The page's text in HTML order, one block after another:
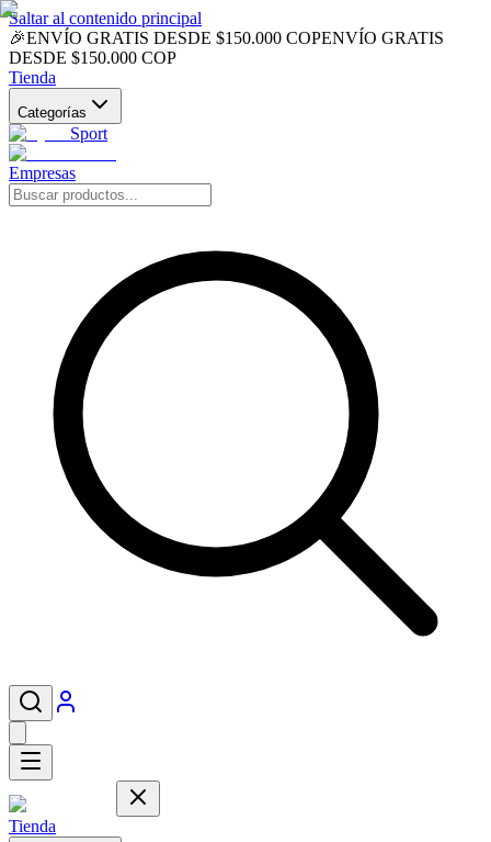
Saltar al contenido principal
🎉ENVÍO GRATIS DESDE $150.000 COPENVÍO GRATIS
DESDE $150.000 COP
Tienda
Categorías
Sport
Empresas
Tienda